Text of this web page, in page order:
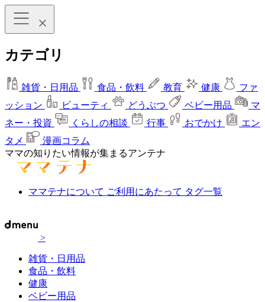
カテゴリ
雑貨・日用品 食品・飲料 教育 健康
ファ
ッション
ビューティ どうぶつ ベビー用品
マ
ネー・投資
くらしの相談 行事 おでかけ
エン
タメ
漫画コラム
ママの知りたい情報が集まるアンテナ
ママテナについて ご利用にあたって タグ一覧
>
雑貨・日用品
食品・飲料
健康
ベビー用品